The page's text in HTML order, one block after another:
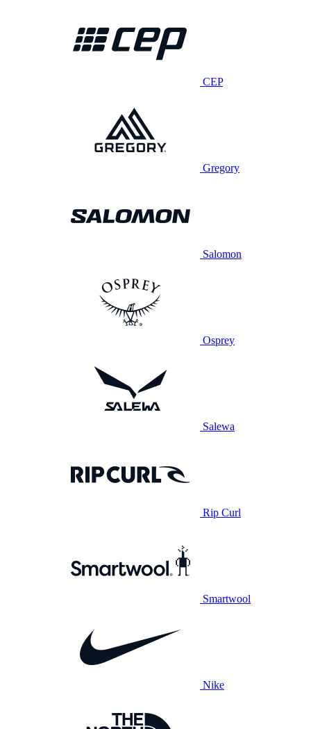
CEP
Gregory
Salomon
Osprey
Salewa
Rip Curl
Smartwool
Nike